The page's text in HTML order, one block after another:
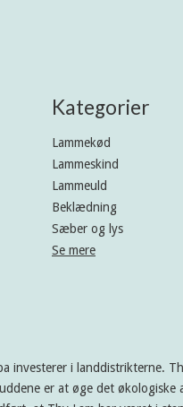
Kategorier
Lammekød
Lammeskind
Lammeuld
Beklædning
Sæber og lys
Se mere
investerer i landdistrikterne.
er at øge det